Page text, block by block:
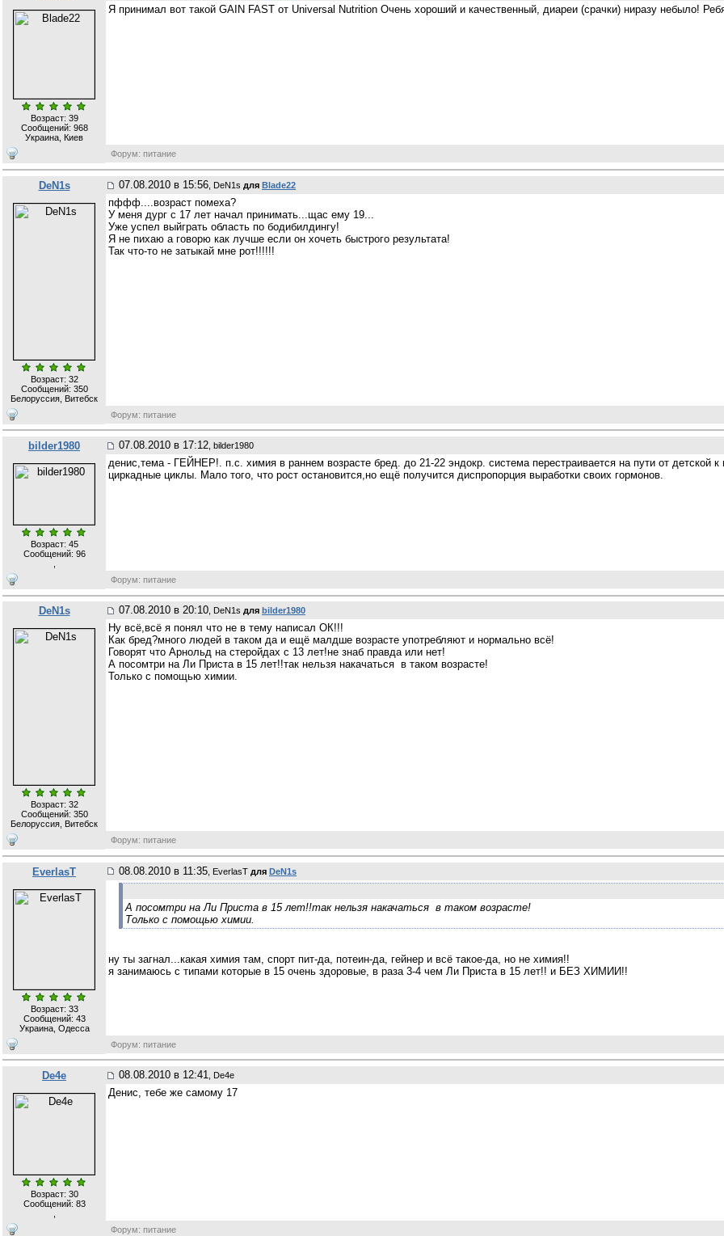
Возраст: 39
Сообщений: 968
Украина, Киев
Я принимал вот такой GAIN FAST от Universal Nutrition Очень хороший и качественный, диареи (срачки) ниразу небыло!
Форум: питание
DeN1s 07.08.2010 в 15:56 , DeN1s для Blade22
Возраст: 32
Сообщений: 350
Белоруссия, Витебск
пффф....возраст помеха?
У меня дург с 17 лет начал принимать...щас ему 19...
Уже успел выйграть область по бодибилдингу!
Я не пихаю а говорю как лучше если он хочеть быстрого результата!
Так что-то не затыкай мне рот!!!!!!
Форум: питание
bilder1980 07.08.2010 в 17:12 , bilder1980
Возраст: 45
Сообщений: 96
денис,тема - ГЕЙНЕР!. п.с. химия в раннем возрасте бред. до 21-22 эндокр. система перестраивается на пути от детской
циркадные циклы. Мало того, что рост остановится,но ещё получится диспропорция выработки своих гормонов.
Форум: питание
DeN1s 07.08.2010 в 20:10 , DeN1s для bilder1980
Возраст: 32
Сообщений: 350
Белоруссия, Витебск
Ну всё,всё я понял что не в тему написал ОК!!!
Как бред?много людей в таком да и ещё малдше возрасте употребляют и нормально всё!
Говорят что Арнольд на стеройдах с 13 лет!не знаб правда или нет!
А посомтри на Ли Приста в 15 лет!!так нельзя накачаться в таком возрасте!
Только с помощью химии.
Форум: питание
EverlasT 08.08.2010 в 11:35 , EverlasT для DeN1s
Возраст: 33
Сообщений: 43
Украина, Одесса
А посомтри на Ли Приста в 15 лет!!так нельзя накачаться в таком возрасте!
Только с помощью химии.
ну ты загнал...какая химия там, спорт пит-да, потеин-да, гейнер и всё такое-да, но не химия!!
я занимаюсь с типами которые в 15 очень здоровые, в раза 3-4 чем Ли Приста в 15 лет!! и БЕЗ ХИМИИ!!
Форум: питание
De4e 08.08.2010 в 12:41 , De4e
Возраст: 30
Сообщений: 83
Денис, тебе же самому 17
Форум: питание